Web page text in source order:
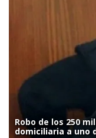
Robo de los 250
domiciliaria a uno